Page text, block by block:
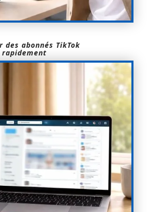
des abonnés TikTok